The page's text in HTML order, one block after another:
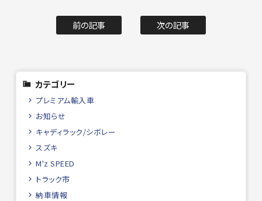
前の記事 次の記事
カテゴリー
プレミアム輸入車
お知らせ
キャディラック/シボレー
スズキ
M'z SPEED
トラック市
納車情報